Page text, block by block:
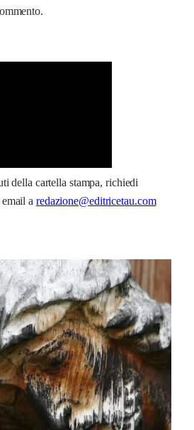
della cartella stampa, richiedi
a redazione@editricetau.com